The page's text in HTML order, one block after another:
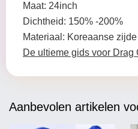
Maat: 24inch
Dichtheid: 150% -200%
Materiaal: Koreaanse
De ultieme gids voor Drag
Aanbevolen artikelen